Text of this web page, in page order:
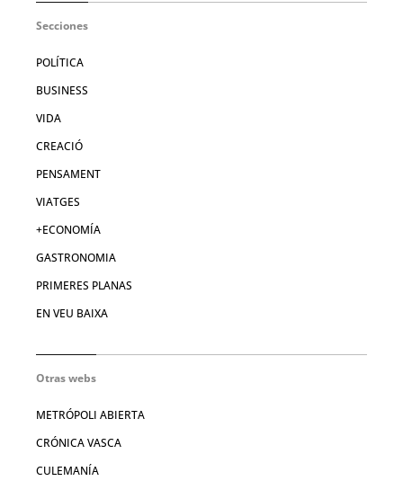
Secciones
POLÍTICA
BUSINESS
VIDA
CREACIÓ
PENSAMENT
VIATGES
+ECONOMÍA
GASTRONOMIA
PRIMERES PLANAS
EN VEU BAIXA
Otras webs
METRÓPOLI ABIERTA
CRÓNICA VASCA
CULEMANÍA